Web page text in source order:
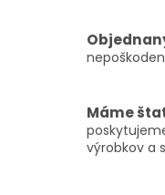
Máme
výrobkov a